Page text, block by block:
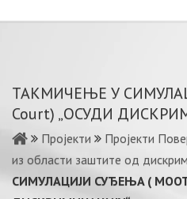
ТАКМИЧЕЊЕ У
Court) „ОСУДИ
Пројекти Пројекти
из области заштите од
СИМУЛAЦИJИ СУЂEЊA (